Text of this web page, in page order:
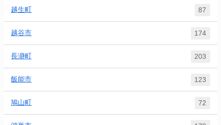
越生町 87
越谷市 174
長瀞町 203
飯能市 123
鳩山町 72